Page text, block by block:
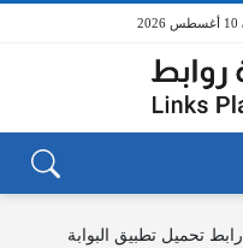
رابط تحميل تطبيق البوابة